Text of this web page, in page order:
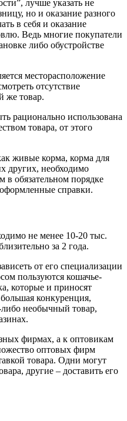
лучше указать не
но и оказание разного
в себя и оказание
Ведь многие покупатели
либо обустройстве
месторасположение
отсутствие
же товар.
рационально использована
товара, от этого
живые корма, корма для
других, необходимо
обязательном порядке
справки.
не менее 10-20 тыс.
за 2 года.
от его специализации
пользуются кошачье-
которые и приносят
конкуренция,
необычный товар,
фирмах, а к оптовикам
оптовых фирм
товара. Одни могут
другие – доставить его